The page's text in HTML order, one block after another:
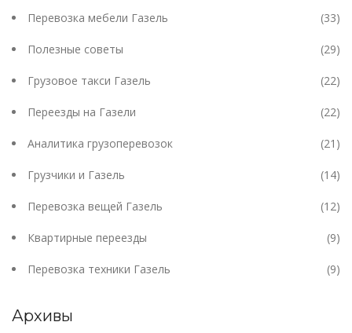
Перевозка мебели Газель (33)
Полезные советы (29)
Грузовое такси Газель (22)
Переезды на Газели (22)
Аналитика грузоперевозок (21)
Грузчики и Газель (14)
Перевозка вещей Газель (12)
Квартирные переезды (9)
Перевозка техники Газель (9)
Архивы